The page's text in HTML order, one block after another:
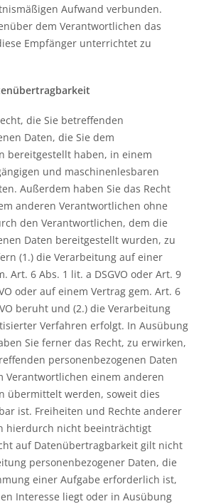
Aufwand verbunden.
dem Verantwortlichen das
Empfänger unterrichtet zu
die Sie betreffenden
Daten, die Sie dem
bereitgestellt haben, in einem
und maschinenlesbaren
Außerdem haben Sie das Recht
anderen Verantwortlichen ohne
den Verantwortlichen, dem die
Daten bereitgestellt wurden, zu
(1.) die Verarbeitung auf einer
Art. 6 Abs. 1 lit. a DSGVO oder Art. 9
oder auf einem Vertrag gem. Art. 6
beruht und (2.) die Verarbeitung
Verfahren erfolgt. In Ausübung
Sie ferner das Recht, zu erwirken,
personenbezogenen Daten
Verantwortlichen einem anderen
übermittelt werden, soweit dies
ist. Freiheiten und Rechte anderer
hierdurch nicht beeinträchtigt
auf Datenübertragbarkeit gilt nicht
personenbezogener Daten, die
einer Aufgabe erforderlich ist,
Interesse liegt oder in Ausübung